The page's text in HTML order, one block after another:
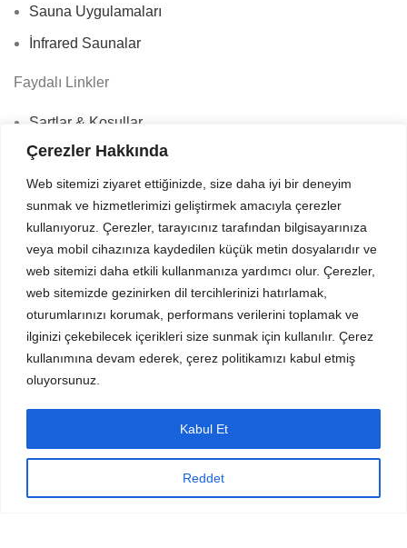
Çerezler Hakkında
Web sitemizi ziyaret ettiğinizde, size daha iyi bir deneyim
sunmak ve hizmetlerimizi geliştirmek amacıyla çerezler
kullanıyoruz. Çerezler, tarayıcınız tarafından bilgisayarınıza
veya mobil cihazınıza kaydedilen küçük metin dosyalarıdır ve
web sitemizi daha etkili kullanmanıza yardımcı olur. Çerezler,
web sitemizde gezinirken dil tercihlerinizi hatırlamak,
oturumlarınızı korumak, performans verilerini toplamak ve
ilginizi çekebilecek içerikleri size sunmak için kullanılır. Çerez
kullanımına devam ederek, çerez politikamızı kabul etmiş
oluyorsunuz.
Reddet
Kabul Et
Sauna Uygulamaları
İnfrared Saunalar
Faydalı Linkler
Şartlar & Koşullar
İade
Son Haberler
Bize Ulaşın
Menüler
İnstegram profil
Bize Ulaşın
Yeni Ürünler
© 2024Wellness Design Technology| Tüm Hakları